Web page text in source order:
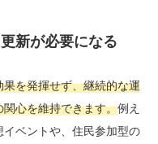
新が必要になる
を発揮せず、継続的な運
心を維持できます。例え
ベントや、住民参加型の